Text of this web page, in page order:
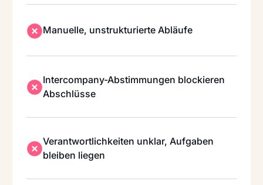
Manuelle, unstrukturierte Abläufe
Intercompany-Abstimmungen blockieren
Abschlüsse
Verantwortlichkeiten unklar, Aufgaben
bleiben liegen